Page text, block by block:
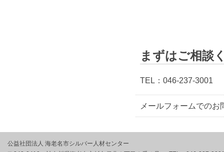
まずはご相談
TEL：046-237-
メールフォームでのお
公益社団法人 海老名市シルバー人材センター